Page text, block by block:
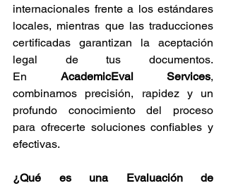
internacionales frente a los estándares
locales, mientras que las traducciones
certificadas garantizan la aceptación
legal de tus documentos.
En AcademicEval Services,
combinamos precisión, rapidez y un
profundo conocimiento del proceso
para ofrecerte soluciones confiables y
efectivas.
¿Qué es una Evaluación de